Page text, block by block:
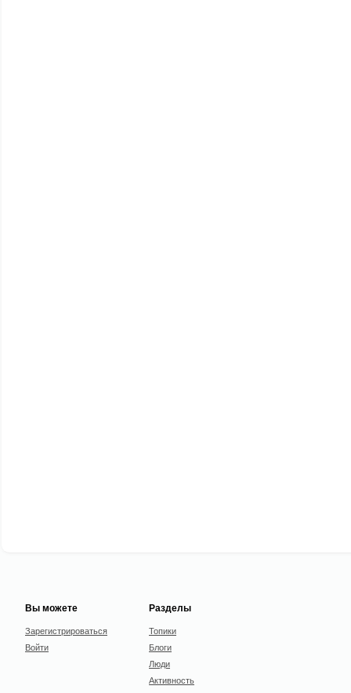
Вы можете
Зарегистрироваться
Войти
Разделы
Топики
Блоги
Люди
Активность